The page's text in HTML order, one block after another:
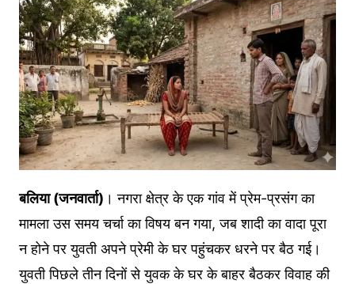
बलिया (जनवार्ता) । नगरा क्षेत्र के एक गांव में प्रेम-प्रसंग का
मामला उस समय चर्चा का विषय बन गया, जब शादी का वादा पूरा
न होने पर युवती अपने प्रेमी के घर पहुंचकर धरने पर बैठ गई।
युवती पिछले तीन दिनों से युवक के घर के बाहर बैठकर विवाह की